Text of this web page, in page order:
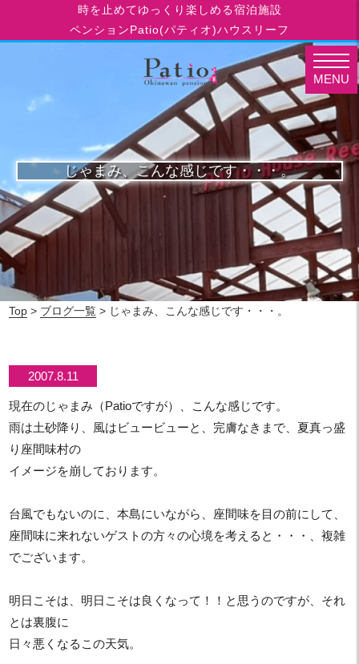
時を止めてゆっくり楽しめる宿泊施設
ペンションPatio(パティオ)ハウスリーフ
じゃまみ、こんな感じです・・・。
Top > ブログ一覧 > じゃまみ、こんな感じです・・・。
2007.8.11
現在のじゃまみ（Patioですが）、こんな感じです。
雨は土砂降り、風はビュービューと、完膚なきまで、夏真っ盛
り座間味村の
イメージを崩しております。
台風でもないのに、本島にいながら、座間味を目の前にして、
座間味に来れないゲストの方々の心境を考えると・・・、複雑
でございます。
明日こそは、明日こそは良くなって！！と思うのですが、それ
とは裏腹に
日々悪くなるこの天気。
MENU